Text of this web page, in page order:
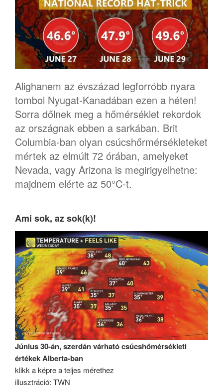
Alighanem az évszázad legforróbb nyara
tombol Nyugat-Kanadában ezen a héten!
Sorra dőlnek meg a hőmérséklet rekordok
az országnak ebben a sarkában. Brit
Columbia-ban olyan csúcshőrmérsékleteket
mértek az elmúlt 72 órában, amelyeket
Nevada, vagy Arizona is megirigyelhetne:
majdnem elérte az 50°C-t.
Ami sok, az sok(k)!
Június 30-án, szerdán várható csúcshőmérsékleti
értékek Alberta-ban
klikk a képre a teljes mérethez
illusztráció: TWN